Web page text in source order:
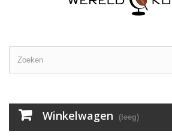
Winkelwagen (leeg)